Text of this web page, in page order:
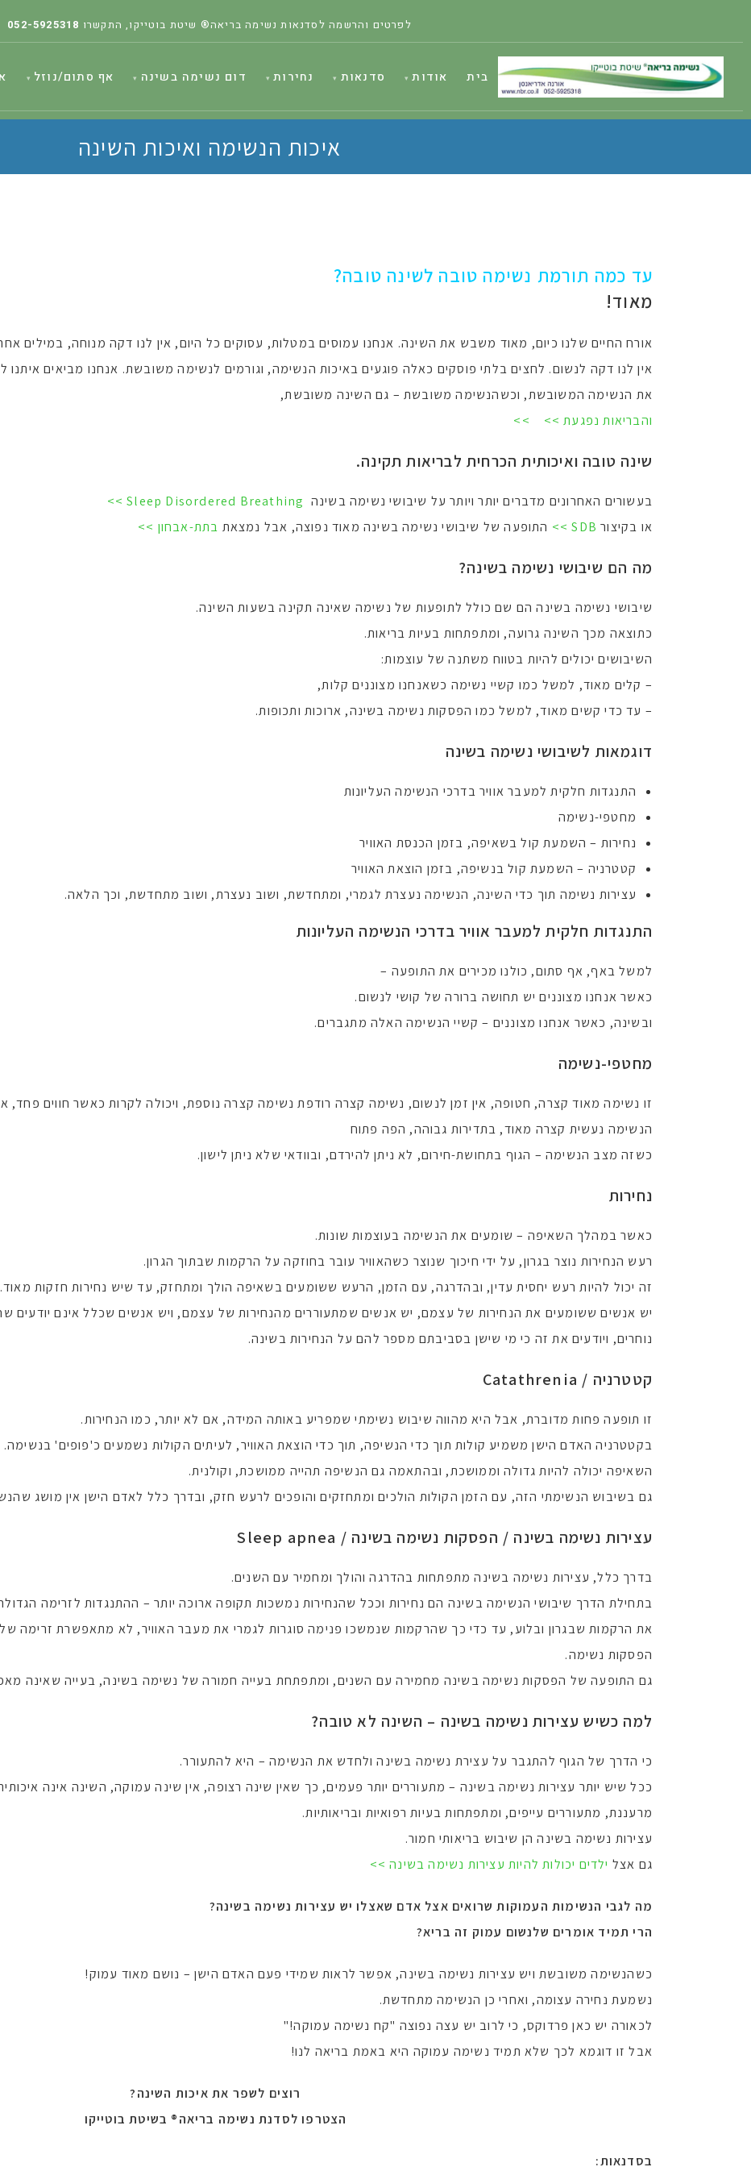
לפרטים והרשמה לסדנאות נשימה בריאה® שיטת בוטייקו, התקשרו 052-5925318
בית אודות סדנאות נחירות דום נשימה בשינה אף סתום/נוזל
איכות הנשימה ואיכות השינה
עד כמה תורמת נשימה טובה לשינה טובה?
מאוד!
אורח החיים שלנו כיום, מאוד משבש את השינה. אנחנו עמוסים במטלות, עסוקים כל היום, אין לנו דקה מנוחה, במילים
אין לנו דקה לנשום. לחצים בלתי פוסקים כאלה פוגעים באיכות הנשימה, וגורמים לנשימה משובשת. אנחנו מביאים איתנו
את הנשימה המשובשת, וכשהנשימה משובשת – גם השינה משובשת,
והבריאות נפגעת >>
>>
שינה טובה ואיכותית הכרחית לבריאות תקינה.
בעשורים האחרונים מדברים יותר ויותר על שיבושי נשימה בשינה Sleep Disordered Breathing >>
או בקיצור SDB >> התופעה של שיבושי נשימה בשינה מאוד נפוצה, אבל נמצאת בתת-אבחון >>
מה הם שיבושי נשימה בשינה?
שיבושי נשימה בשינה הם שם כולל לתופעות של נשימה שאינה תקינה בשעות השינה.
כתוצאה מכך השינה גרועה, ומתפתחות בעיות בריאות.
השיבושים יכולים להיות בטווח משתנה של עוצמות:
– קלים מאוד, למשל כמו קשיי נשימה כשאנחנו מצוננים קלות,
– עד כדי קשים מאוד, למשל כמו הפסקות נשימה בשינה, ארוכות ותכופות.
דוגמאות לשיבושי נשימה בשינה
התנגדות חלקית למעבר אוויר בדרכי הנשימה העליונות
מחטפי-נשימה
נחירות – השמעת קול בשאיפה, בזמן הכנסת האוויר
קטטרניה – השמעת קול בנשיפה, בזמן הוצאת האוויר
עצירות נשימה תוך כדי השינה, הנשימה נעצרת לגמרי, ומתחדשת, ושוב נעצרת, ושוב מתחדשת, וכך הלאה.
התנגדות חלקית למעבר אוויר בדרכי הנשימה העליונות
למשל באף, אף סתום, כולנו מכירים את התופעה –
כאשר אנחנו מצוננים יש תחושה ברורה של קושי לנשום.
ובשינה, כאשר אנחנו מצוננים – קשיי הנשימה האלה מתגברים.
מחטפי-נשימה
זו נשימה מאוד קצרה, חטופה, אין זמן לנשום, נשימה קצרה רודפת נשימה קצרה נוספת, ויכולה לקרות כאשר חווים פחד,
הנשימה נעשית קצרה מאוד, בתדירות גבוהה, הפה פתוח
כשזה מצב הנשימה – הגוף בתחושת-חירום, לא ניתן להירדם, ובוודאי שלא ניתן לישון.
נחירות
כאשר במהלך השאיפה – שומעים את הנשימה בעוצמות שונות.
רעש הנחירות נוצר בגרון, על ידי חיכוך שנוצר כשהאוויר עובר בחוזקה על הרקמות שבתוך הגרון.
זה יכול להיות רעש יחסית עדין, ובהדרגה, עם הזמן, הרעש ששומעים בשאיפה הולך ומתחזק, עד שיש נחירות חזקות מאוד.
יש אנשים ששומעים את הנחירות של עצמם, יש אנשים שמתעוררים מהנחירות של עצמם, ויש אנשים שכלל אינם יודעים
נוחרים, ויודעים את זה כי מי שישן בסביבתם מספר להם על הנחירות בשינה.
קטטרניה / Catathrenia
זו תופעה פחות מדוברת, אבל היא מהווה שיבוש נשימתי שמפריע באותה המידה, אם לא יותר, כמו הנחירות.
בקטטרניה האדם הישן משמיע קולות תוך כדי הנשיפה, תוך כדי הוצאת האוויר, לעיתים הקולות נשמעים כ'פופים' בנשימה.
השאיפה יכולה להיות גדולה וממושכת, ובהתאמה גם הנשיפה תהייה ממושכת, וקולנית.
גם בשיבוש הנשימתי הזה, עם הזמן הקולות הולכים ומתחזקים והופכים לרעש חזק, ובדרך כלל לאדם הישן אין מושג
עצירות נשימה בשינה / הפסקות נשימה בשינה / Sleep apnea
בדרך כלל, עצירות נשימה בשינה מתפתחות בהדרגה והולך ומחמיר עם השנים.
בתחילת הדרך שיבושי הנשימה בשינה הם נחירות וככל שהנחירות נמשכות תקופה ארוכה יותר – ההתנגדות לזרימה
את הרקמות שבגרון ובלוע, עד כדי כך שהרקמות שנמשכו פנימה סוגרות לגמרי את מעבר האוויר, לא מתאפשרת זרימה של
הפסקות נשימה.
גם התופעה של הפסקות נשימה בשינה מחמירה עם השנים, ומתפתחת בעייה חמורה של נשימה בשינה, בעייה שאינה
למה כשיש עצירות נשימה בשינה – השינה לא טובה?
כי הדרך של הגוף להתגבר על עצירת נשימה בשינה ולחדש את הנשימה – היא להתעורר.
ככל שיש יותר עצירות נשימה בשינה – מתעוררים יותר פעמים, כך שאין שינה רצופה, אין שינה עמוקה, השינה אינה
מרעננת, מתעוררים עייפים, ומתפתחות בעיות רפואיות ובריאותיות.
עצירות נשימה בשינה הן שיבוש בריאותי חמור.
גם אצל ילדים יכולות להיות עצירות נשימה בשינה >>
מה לגבי הנשימות העמוקות שרואים אצל אדם שאצלו יש עצירות נשימה בשינה?
הרי תמיד אומרים שלנשום עמוק זה בריא?
כשהנשימה משובשת ויש עצירות נשימה בשינה, אפשר לראות שמידי פעם האדם הישן – נושם מאוד עמוק!
נשמעת נחירה עצומה, ואחרי כן הנשימה מתחדשת.
לכאורה יש כאן פרדוקס, כי לרוב יש עצה נפוצה "קח נשימה עמוקה!"
אבל זו דוגמא לכך שלא תמיד נשימה עמוקה היא באמת בריאה לנו!
רוצים לשפר את איכות השינה?
הצטרפו לסדנת נשימה בריאה® בשיטת בוטייקו
בסדנאות: